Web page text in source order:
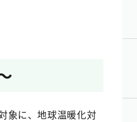
象に、地球温暖化対